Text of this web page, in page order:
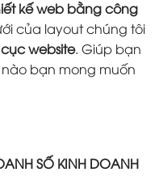
kế web bằng công
của layout chúng tôi
website. Giúp bạn
bạn mong muốn
SỐ KINH DOANH